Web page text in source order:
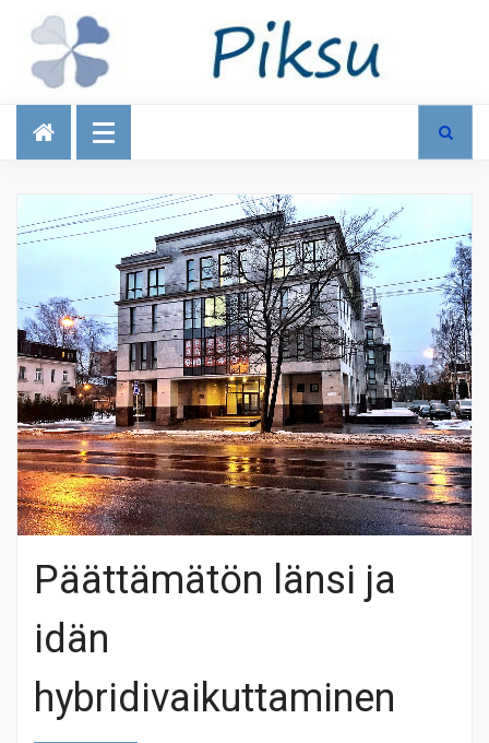
Talous
Päättämätön länsi ja
idän
hybridivaikuttaminen